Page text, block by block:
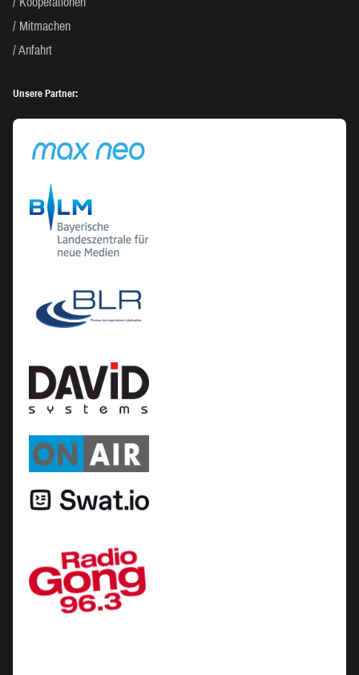
Mitmachen
Anfahrt
Unsere Partner: